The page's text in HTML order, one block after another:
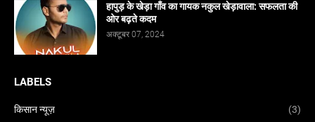
हापुड़ के खेड़ा गाँव का गायक नकुल खेड़ावाला: सफलता की
ओर बढ़ते कदम
अक्टूबर 07, 2024
LABELS
किसान न्यूज़ (3)